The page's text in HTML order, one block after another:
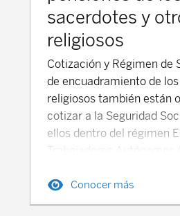
muchas regiones El tipo
total sobre el Salario por
contingencias de
(sistema de "Cinco
aproximadamente el
total se desglosa de la
entre empleador y
2026): Concepto %
Maternidad 6-10% 2%
0.5% Accidentes
y la necesidad de
fondo gestiona sus activos
mercados financieros
los desequilibrios, lo que
elementos de
sin cambiar su naturaleza
reparto. Edad de
acceso a la pensión de
diferencia según el
jubilación a los 67 años
a su reforma la edad de
sacerdotes y
religiosos
Cotización y Régimen de
de encuadramiento de
religiosos también están
cotizar a la Seguridad
ellos dentro del régimen
Trabajadores Autónomos
congregaciones y
sujetos a uno de estos
Conocer más